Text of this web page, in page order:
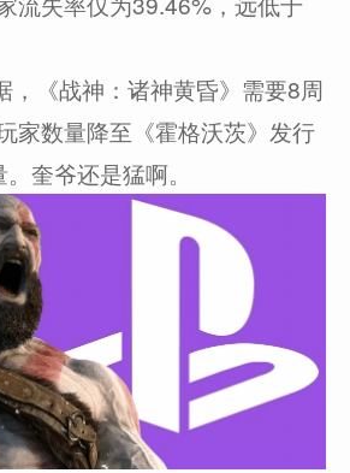
，《战神：诸神黄昏》需要8周
家数量降至《霍格沃茨》发行
奎爷还是猛啊。